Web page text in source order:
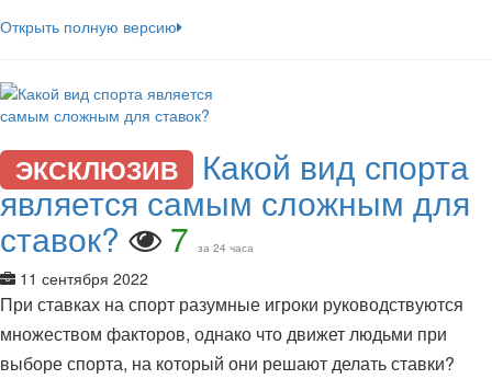
Открыть полную версию
ЭКСКЛЮЗИВ Какой вид спорта
является самым сложным для
ставок? 7 за 24 часа
11 сентября 2022
При ставках на спорт разумные игроки руководствуются
множеством факторов, однако что движет людьми при
выборе спорта, на который они решают делать ставки?